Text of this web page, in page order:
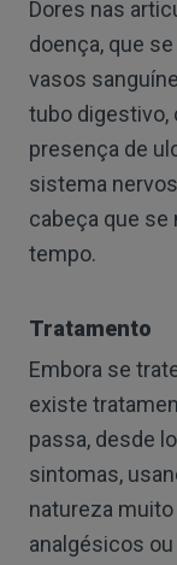
Dores nas
doença, que
vasos
tubo digestivo,
presença de
sistema
cabeça que se
tempo.
Tratamento
Embora se
existe
passa, desde
sintomas,
natureza
analgésicos